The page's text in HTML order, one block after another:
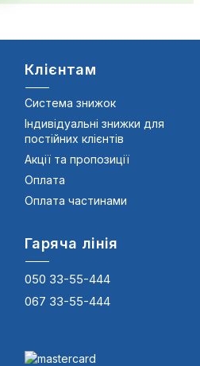
Клієнтам
Система знижок
Індивідуальні знижки для
постійних клієнтів
Акції та пропозиції
Оплата
Оплата частинами
Гаряча лінія
050 33-55-444
067 33-55-444